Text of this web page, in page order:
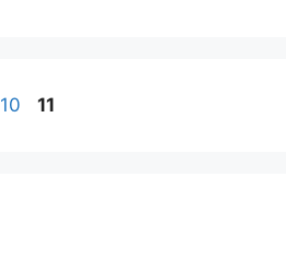
Page
10 Page
11